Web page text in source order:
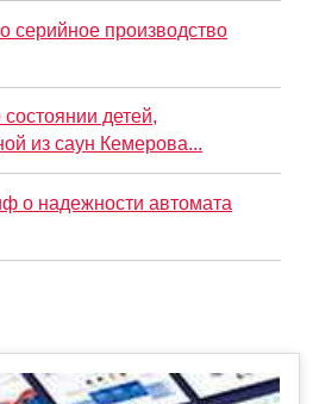
серийное производство
детей,
из саун Кемерова...
о надежности автомата